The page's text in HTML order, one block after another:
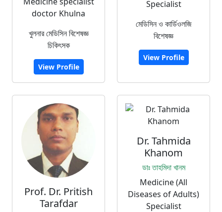
doctor Khulna
খুলনার মেডিসিন বিশেষজ্ঞ
চিকিৎসক
View Profile
Specialist
মেডিসিন ও কার্ডিওলজি
বিশেষজ্ঞ
View Profile
Prof. Dr. Pritish
Tarafdar
Dr. Tahmida
Khanom
ডাঃ তাহমিদা খানম
Medicine (All
Diseases of Adults)
Specialist